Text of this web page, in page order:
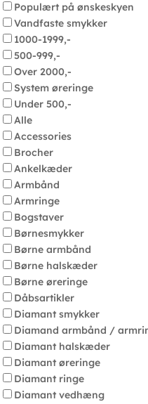
Populært på ønskeskyen
Vandfaste smykker
1000-1999,-
500-999,-
Over 2000,-
System øreringe
Under 500,-
Alle
Accessories
Brocher
Ankelkæder
Armbånd
Armringe
Bogstaver
Børnesmykker
Børne armbånd
Børne halskæder
Børne øreringe
Dåbsartikler
Diamant smykker
Diamand armbånd /
Diamant halskæder
Diamant øreringe
Diamant ringe
Diamant vedhæng